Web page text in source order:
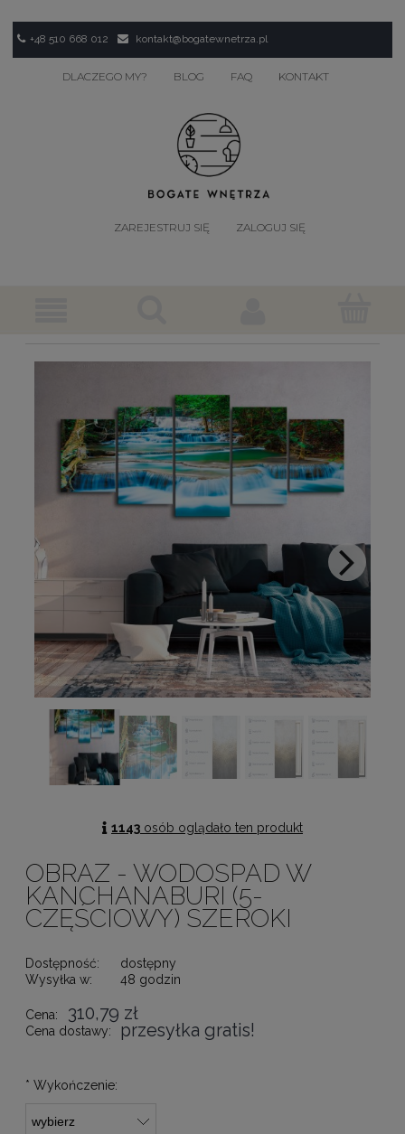
+48 510 668 012 kontakt@bogatewnetrza.pl
DLACZEGO MY? BLOG FAQ KONTAKT
ZAREJESTRUJ SIĘ ZALOGUJ SIĘ
1143 osób oglądało ten produkt
OBRAZ - WODOSPAD W
KANCHANABURI (5-
CZĘŚCIOWY) SZEROKI
Dostępność:
dostępny
Wysyłka w:
48 godzin
Cena: 310,79 zł
Cena dostawy: przesyłka gratis!
* Wykończenie: